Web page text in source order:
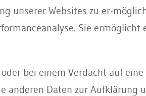
unserer Websites zu er-
Sie ermöglicht
bei einem Verdacht auf
anderen Daten zur Aufklärung